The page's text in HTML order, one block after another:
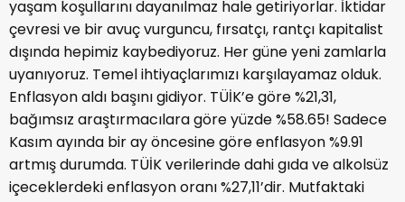
yaşam koşullarını dayanılmaz hale getiriyorlar. İktidar
çevresi ve bir avuç vurguncu, fırsatçı, rantçı kapitalist
dışında hepimiz kaybediyoruz. Her güne yeni zamlarla
uyanıyoruz. Temel ihtiyaçlarımızı karşılayamaz olduk.
Enflasyon aldı başını gidiyor. TÜİK’e göre %21,31,
bağımsız araştırmacılara göre yüzde %58.65! Sadece
Kasım ayında bir ay öncesine göre enflasyon %9.91
artmış durumda. TÜİK verilerinde dahi gıda ve alkolsüz
içeceklerdeki enflasyon oranı %27,11’dir. Mutfaktaki